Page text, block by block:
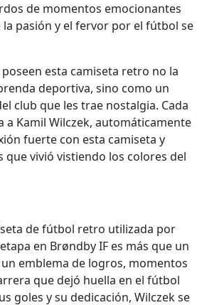
de momentos emocionantes
la pasión y el fervor por el fútbol se
esta camiseta retro no la
deportiva, sino como un
club que les trae nostalgia. Cada
a Kamil Wilczek, automáticamente
fuerte con esta camiseta y
vivió vistiendo los colores del
de fútbol retro utilizada por
en Brøndby IF es más que un
emblema de logros, momentos
que dejó huella en el fútbol
goles y su dedicación, Wilczek se